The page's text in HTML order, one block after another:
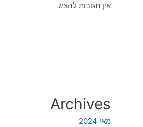
אין תגובות להציג.
Archives
מאי 2024